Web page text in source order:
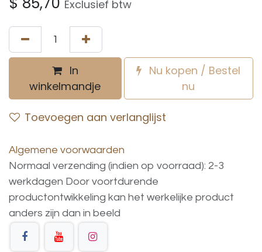
Exclusief btw
In
winkelmandje
Nu kopen / Bestel
nu
Toevoegen aan verlanglijst
Algemene voorwaarden
Normaal verzending (indien op voorraad): 2-3
werkdagen Door voortdurende
productontwikkeling kan het werkelijke product
anders zijn dan in beeld